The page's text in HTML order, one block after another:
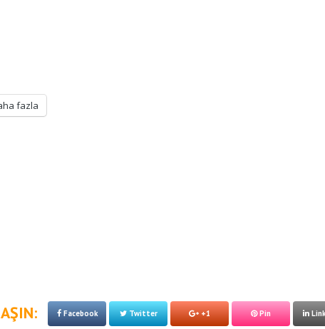
fazla
Facebook Twitter +1 Pin